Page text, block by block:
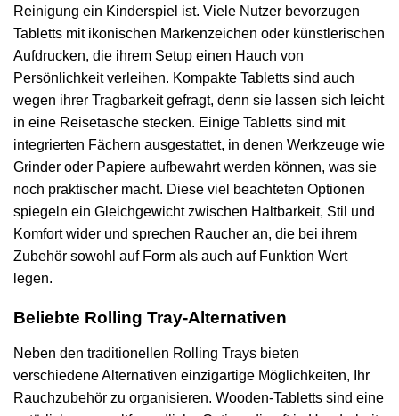
Reinigung ein Kinderspiel ist. Viele Nutzer bevorzugen
Tabletts mit ikonischen Markenzeichen oder künstlerischen
Aufdrucken, die ihrem Setup einen Hauch von
Persönlichkeit verleihen. Kompakte Tabletts sind auch
wegen ihrer Tragbarkeit gefragt, denn sie lassen sich leicht
in eine Reisetasche stecken. Einige Tabletts sind mit
integrierten Fächern ausgestattet, in denen Werkzeuge wie
Grinder oder Papiere aufbewahrt werden können, was sie
noch praktischer macht. Diese viel beachteten Optionen
spiegeln ein Gleichgewicht zwischen Haltbarkeit, Stil und
Komfort wider und sprechen Raucher an, die bei ihrem
Zubehör sowohl auf Form als auch auf Funktion Wert
legen.
Beliebte Rolling Tray-Alternativen
Neben den traditionellen Rolling Trays bieten
verschiedene Alternativen einzigartige Möglichkeiten, Ihr
Rauchzubehör zu organisieren. Wooden-Tabletts sind eine